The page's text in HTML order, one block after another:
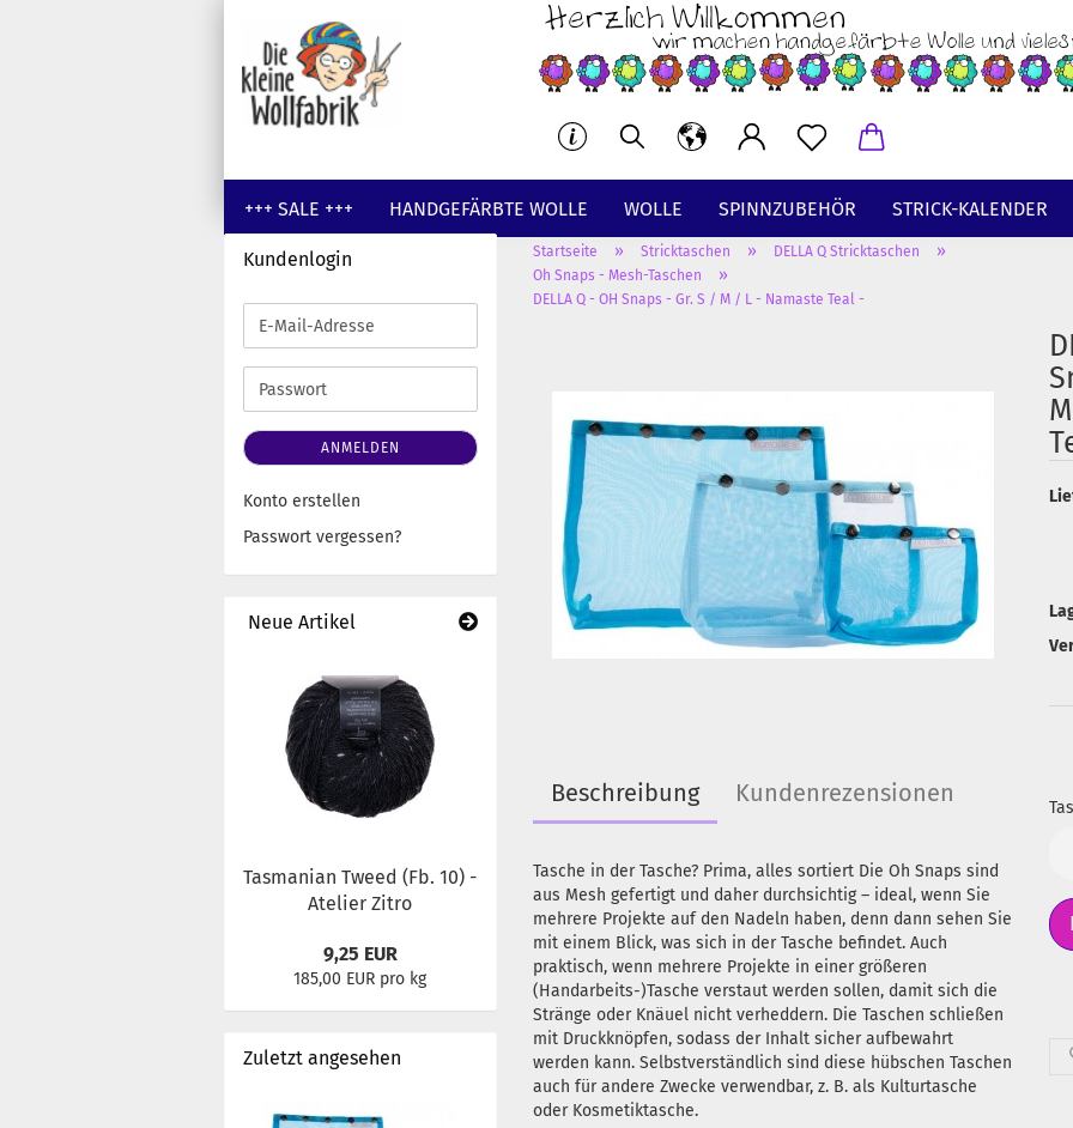
+++ SALE +++ HANDGEFÄRBTE WOLLE WOLLE SPINNZUBEHÖR STRICK-KALENDER
GUTSCHEINE WOLLE UNGEFÄRBT
Startseite » Stricktaschen » DELLA Q Stricktaschen »
Oh Snaps - Mesh-Taschen »
DELLA Q - OH Snaps - Gr. S / M / L - Namaste Teal -
Beschreibung Kundenrezensionen
Tasche in der Tasche? Prima, alles sortiert Die Oh Snaps sind
aus Mesh gefertigt und daher durchsichtig – ideal, wenn Sie
mehrere Projekte auf den Nadeln haben, denn dann sehen Sie
mit einem Blick, was sich in der Tasche befindet. Auch
praktisch, wenn mehrere Projekte in einer größeren
(Handarbeits-)Tasche verstaut werden sollen, damit sich die
Stränge oder Knäuel nicht verheddern. Die Taschen schließen
mit Druckknöpfen, sodass der Inhalt sicher aufbewahrt
werden kann. Selbstverständlich sind diese hübschen Taschen
auch für andere Zwecke verwendbar, z. B. als Kulturtasche
oder Kosmetiktasche.
Kundenlogin
E-
Mail-
Adresse
Passwort
ANMELDEN
Konto erstellen
Passwort vergessen?
Neue Artikel
Tasmanian Tweed (Fb. 10) -
Atelier Zitro
9,25 EUR
185,00 EUR pro kg
Zuletzt angesehen